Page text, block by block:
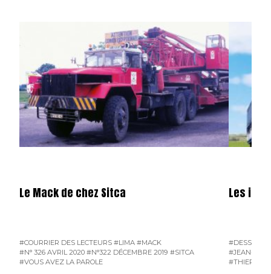
Le Mack de chez Sitca
#COURRIER DES LECTEURS #LIMA #MACK
#N° 326 AVRIL 2020 #N°322 DÉCEMBRE 2019 #SITCA
#VOUS AVEZ LA PAROLE
Les
#DESSINS
#JEAN-
#THIERRY